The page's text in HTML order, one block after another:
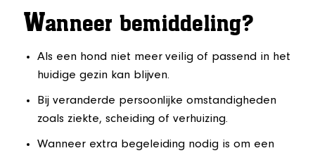
Wanneer bemiddeling?
Als een hond niet meer veilig of passend in het
huidige gezin kan blijven.
Bij veranderde persoonlijke omstandigheden
zoals ziekte, scheiding of verhuizing.
Wanneer extra begeleiding nodig is om een